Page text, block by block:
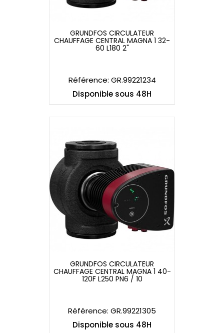
GRUNDFOS CIRCULATEUR
GRUNDFOS CIRCULATEUR
CHAUFFAGE CENTRAL MAGNA 1 32-
60 L180 2"
Référence: GR.99221234
Disponible sous 48H
GRUNDFOS CIRCULATEUR
GRUNDFOS CIRCULATEUR
CHAUFFAGE CENTRAL MAGNA 1 40-
120F L250 PN6 / 10
Référence: GR.99221305
Disponible sous 48H